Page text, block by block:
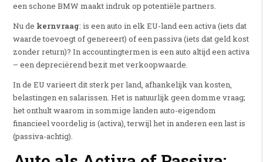
een schone BMW maakt indruk op potentiële partners.
Nu de kernvraag: is een auto in elk EU-land een activa (iets dat
waarde toevoegt of genereert) of een passiva (iets dat geld kost
zonder return)? In accountingtermen is een auto altijd een activa
– een depreciërend bezit met verkoopwaarde.
In de EU varieert dit sterk per land, afhankelijk van kosten,
belastingen en salarissen. Het is natuurlijk geen domme vraag;
het onthult waarom in sommige landen auto-eigendom
financieel voordelig is (activa), terwijl het in anderen een last is
(passiva-achtig).